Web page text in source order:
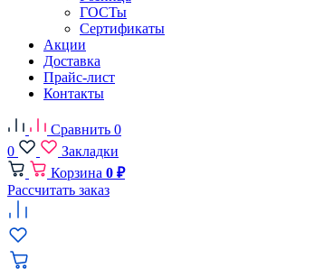
ГОСТы
Сертификаты
Акции
Доставка
Прайс-лист
Контакты
Сравнить 0
0
Закладки
Корзина 0 ₽
Рассчитать заказ